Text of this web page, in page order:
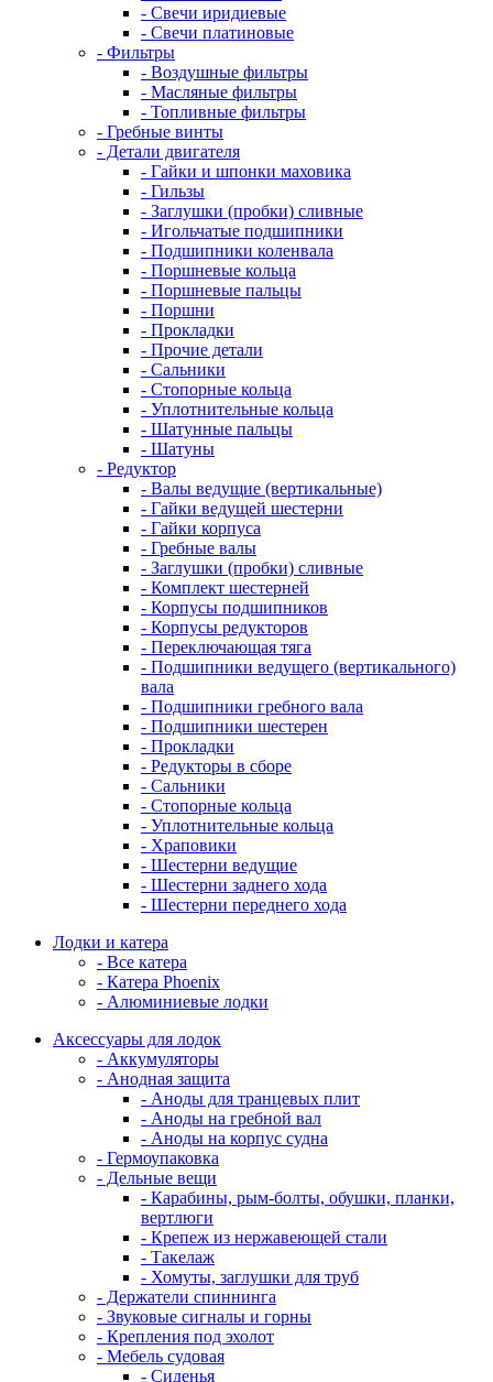
- Свечи иридиевые
- Свечи платиновые
- Фильтры
- Воздушные фильтры
- Масляные фильтры
- Топливные фильтры
- Гребные винты
- Детали двигателя
- Гайки и шпонки маховика
- Гильзы
- Заглушки (пробки) сливные
- Игольчатые подшипники
- Подшипники коленвала
- Поршневые кольца
- Поршневые пальцы
- Поршни
- Прокладки
- Прочие детали
- Сальники
- Стопорные кольца
- Уплотнительные кольца
- Шатунные пальцы
- Шатуны
- Редуктор
- Валы ведущие (вертикальные)
- Гайки ведущей шестерни
- Гайки корпуса
- Гребные валы
- Заглушки (пробки) сливные
- Комплект шестерней
- Корпусы подшипников
- Корпусы редукторов
- Переключающая тяга
- Подшипники ведущего (вертикального)
вала
- Подшипники гребного вала
- Подшипники шестерен
- Прокладки
- Редукторы в сборе
- Сальники
- Стопорные кольца
- Уплотнительные кольца
- Храповики
- Шестерни ведущие
- Шестерни заднего хода
- Шестерни переднего хода
Лодки и катера
- Все катера
- Катера Phoenix
- Алюминиевые лодки
Аксессуары для лодок
- Аккумуляторы
- Анодная защита
- Аноды для транцевых плит
- Аноды на гребной вал
- Аноды на корпус судна
- Гермоупаковка
- Дельные вещи
- Карабины, рым-болты, обушки, планки,
вертлюги
- Крепеж из нержавеющей стали
- Такелаж
- Хомуты, заглушки для труб
- Держатели спиннинга
- Звуковые сигналы и горны
- Крепления под эхолот
- Мебель судовая
- Сиденья